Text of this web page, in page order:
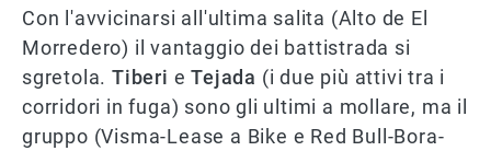
Con l'avvicinarsi all'ultima salita (Alto de El
Morredero) il vantaggio dei battistrada si
sgretola.Tiberi eTejada (i due più attivi tra i
corridori in fuga) sono gli ultimi a mollare, ma il
gruppo (Visma-Lease a Bike e Red Bull-Bora-